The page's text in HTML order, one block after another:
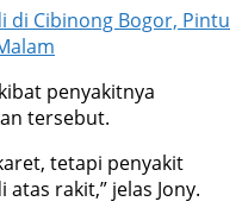
di Cibinong Bogor, Pintu
penyakitnya
tersebut.
tetapi penyakit
rakit,” jelas Jony.